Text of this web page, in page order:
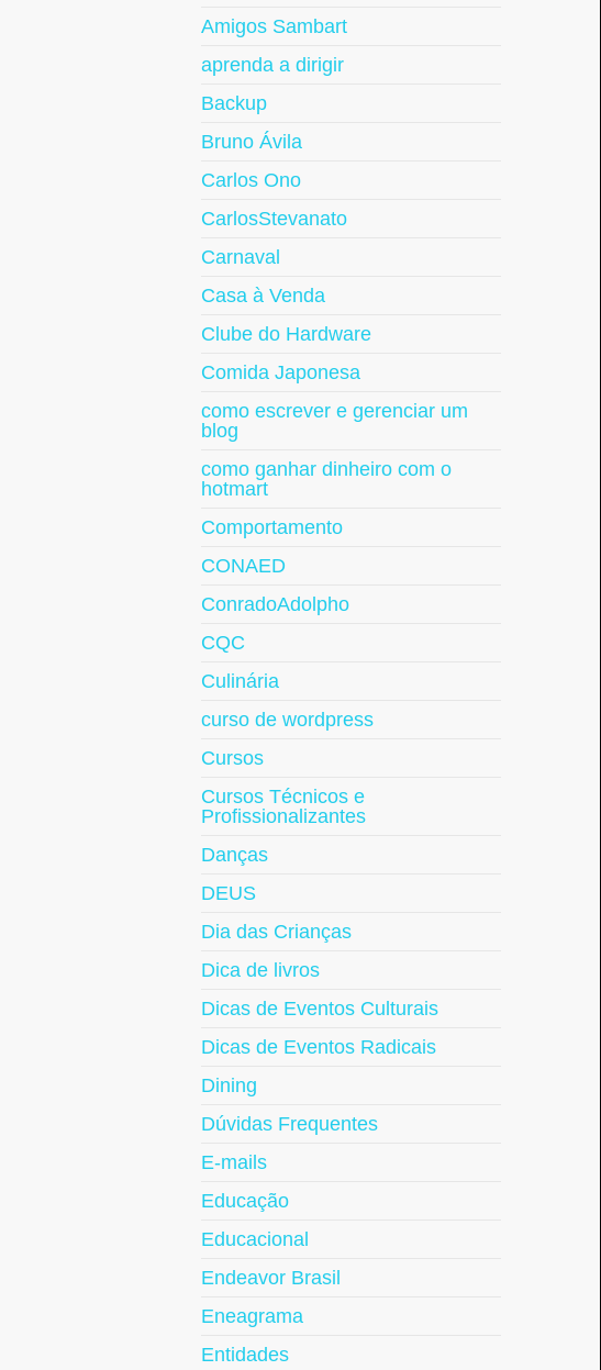
Amigos Sambart
aprenda a dirigir
Backup
Bruno Ávila
Carlos Ono
CarlosStevanato
Carnaval
Casa à Venda
Clube do Hardware
Comida Japonesa
como escrever e gerenciar um
blog
como ganhar dinheiro com o
hotmart
Comportamento
CONAED
ConradoAdolpho
CQC
Culinária
curso de wordpress
Cursos
Cursos Técnicos e
Profissionalizantes
Danças
DEUS
Dia das Crianças
Dica de livros
Dicas de Eventos Culturais
Dicas de Eventos Radicais
Dining
Dúvidas Frequentes
E-mails
Educação
Educacional
Endeavor Brasil
Eneagrama
Entidades